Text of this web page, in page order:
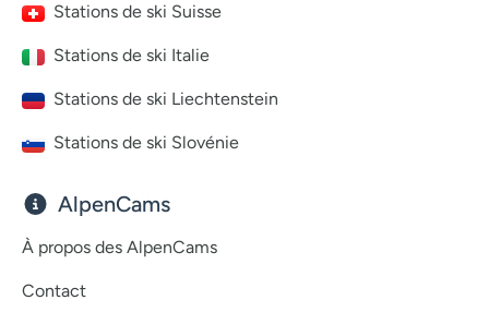
Stations de ski Suisse
Stations de ski Italie
Stations de ski Liechtenstein
Stations de ski Slovénie
AlpenCams
À propos des AlpenCams
Contact